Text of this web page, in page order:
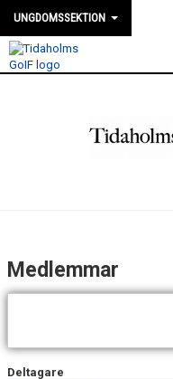
UNGDOMSSEKTION
BILDGALLERI
Medlemmar
Deltagare